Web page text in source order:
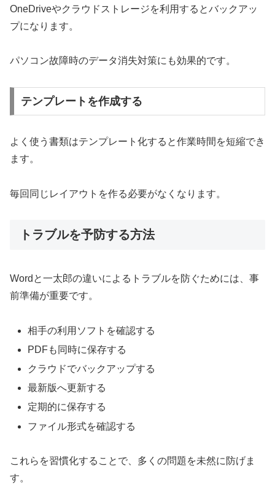
OneDriveやクラウドストレージを利用するとバックアッ
プになります。
パソコン故障時のデータ消失対策にも効果的です。
テンプレートを作成する
よく使う書類はテンプレート化すると作業時間を短縮でき
ます。
毎回同じレイアウトを作る必要がなくなります。
トラブルを予防する方法
Wordと一太郎の違いによるトラブルを防ぐためには、事
前準備が重要です。
相手の利用ソフトを確認する
PDFも同時に保存する
クラウドでバックアップする
最新版へ更新する
定期的に保存する
ファイル形式を確認する
これらを習慣化することで、多くの問題を未然に防げま
す。